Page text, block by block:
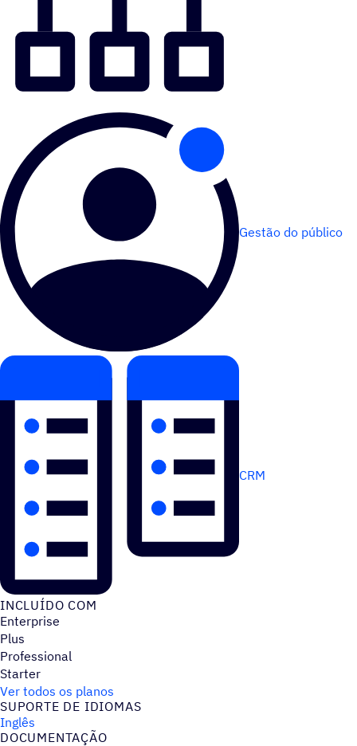
Gestão do público
CRM
INCLUÍDO COM
Enterprise
Plus
Professional
Starter
Ver todos os planos
SUPORTE DE IDIOMAS
Inglês
DOCUMENTAÇÃO